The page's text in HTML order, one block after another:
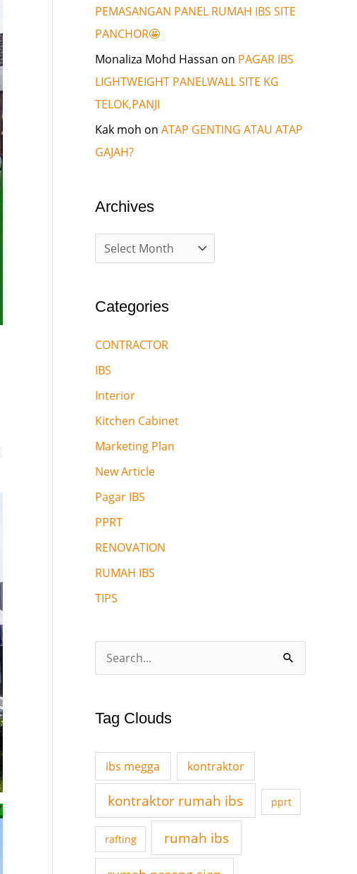
PEMASANGAN PANEL RUMAH IBS SITE
PANCHOR🤩
Monaliza Mohd Hassan on PAGAR IBS
LIGHTWEIGHT PANELWALL SITE KG
TELOK,PANJI
Kak moh on ATAP GENTING ATAU ATAP
GAJAH?
Archives
Categories
CONTRACTOR
IBS
Interior
Kitchen Cabinet
Marketing Plan
New Article
Pagar IBS
PPRT
RENOVATION
RUMAH IBS
TIPS
r
c
o
:
Tag Clouds
ibs megga kontraktor
kontraktor rumah ibs pprt
rafting rumah ibs